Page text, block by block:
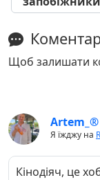
Щоб залишати
Artem_®
Я їжджу на
Кінодіяч, це